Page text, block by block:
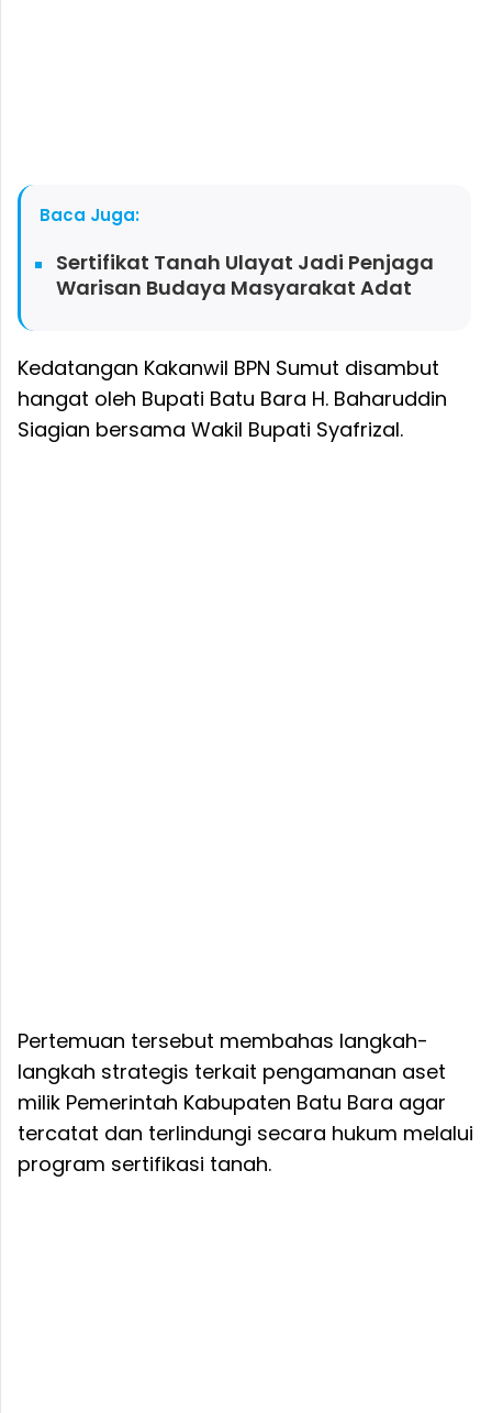
Baca Juga:
Sertifikat Tanah Ulayat Jadi Penjaga
Warisan Budaya Masyarakat Adat
Kedatangan Kakanwil BPN Sumut disambut
hangat oleh Bupati Batu Bara H. Baharuddin
Siagian bersama Wakil Bupati Syafrizal.
Pertemuan tersebut membahas langkah-
langkah strategis terkait pengamanan aset
milik Pemerintah Kabupaten Batu Bara agar
tercatat dan terlindungi secara hukum melalui
program sertifikasi tanah.